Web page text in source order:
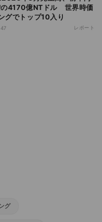
の4170億NTドル 世界時価
グでトップ10入り
レポート
グ